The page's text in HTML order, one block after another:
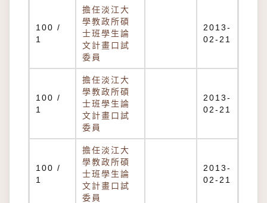
100 /
1
擔任淡江大
學教政所碩
士班學生論
文計畫口試
委員
2013-
02-21
100 /
1
擔任淡江大
學教政所碩
士班學生論
文計畫口試
委員
2013-
02-21
100 /
1
擔任淡江大
學教政所碩
士班學生論
文計畫口試
委員
2013-
02-21